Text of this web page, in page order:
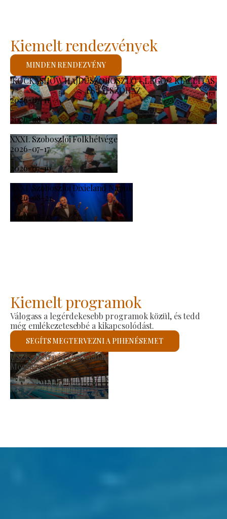
KOCKASHOW HAJDÚSZOBOSZLÓ - LEGO® KIÁLLÍTÁS
ÉS JÁTSZÓHÁZ
2026-07-11
-
2026-08-23
XXXI. Szoboszlói Folkhétvége
2026-07-17
-
2026-07-19
XXXI. Szoboszlói Dixieland Napok
2026-08-21
-
2026-08-23
Kiemelt rendezvények
MINDEN RENDEZVÉNY
Kiemelt programok
Válogass a legérdekesebb programok közül, és tedd
még emlékezetesebbé a kikapcsolódást.
SEGÍTS MEGTERVEZNI A PIHENÉSEMET
Termelői Piac
Megnézem